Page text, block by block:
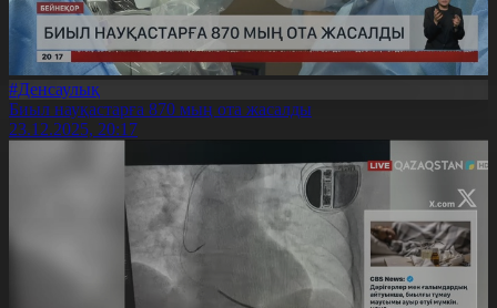
#Денсаулық
Биыл науқастарға 870 мың ота жасалды
23.12.2025, 20:17